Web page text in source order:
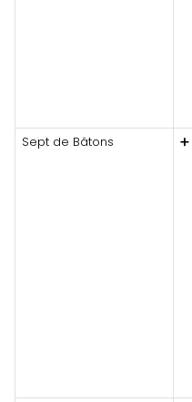
Sept de Bâtons
➕